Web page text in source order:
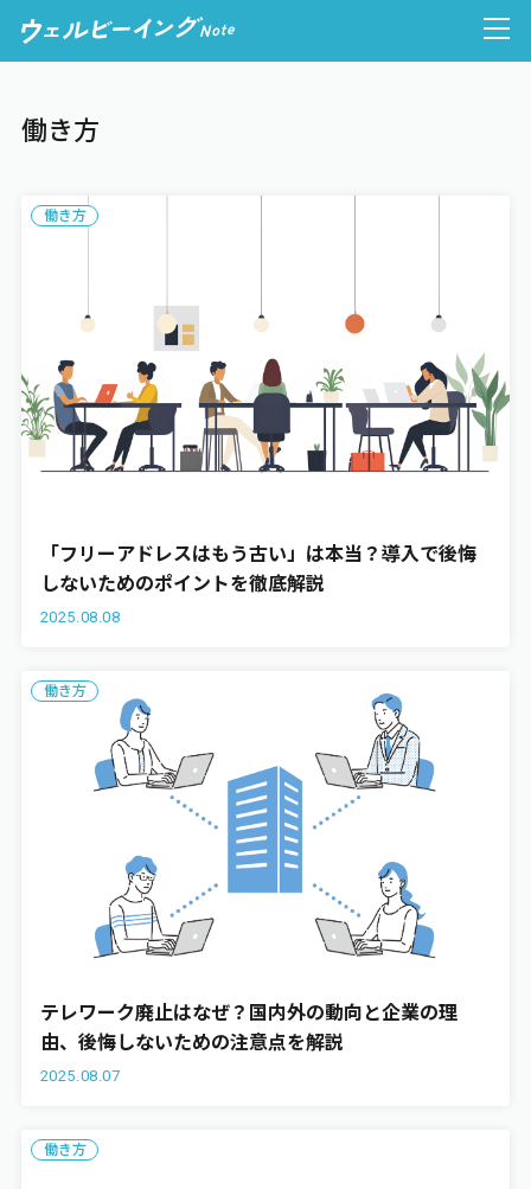
健康経営
心理的安全性
エンゲージメント
働き方
働き方
「フリーアドレスはもう古い」は本当？導入で後悔
しないためのポイントを徹底解説
2025.08.08
働き方
テレワーク廃止はなぜ？国内外の動向と企業の理
由、後悔しないための注意点を解説
2025.08.07
働き方